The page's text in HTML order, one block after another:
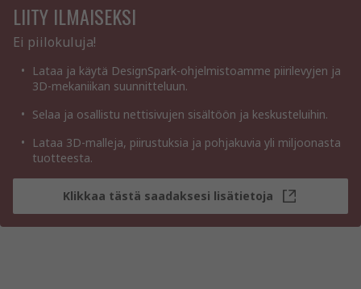
LIITY ILMAISEKSI
Ei piilokuluja!
Lataa ja käytä DesignSpark-ohjelmistoamme piirilevyjen ja
3D-mekaniikan suunnitteluun.
Selaa ja osallistu nettisivujen sisältöön ja keskusteluihin.
Lataa 3D-malleja, piirustuksia ja pohjakuvia yli miljoonasta
tuotteesta.
Klikkaa tästä saadaksesi lisätietoja